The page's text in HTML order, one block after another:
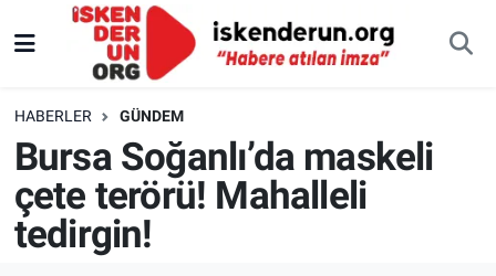
HABERLER GÜNDEM
Bursa Soğanlı’da maskeli
çete terörü! Mahalleli
tedirgin!